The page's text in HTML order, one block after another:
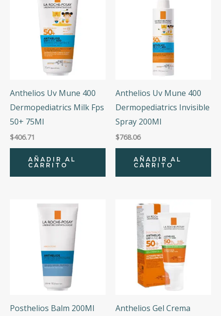
Anthelios Uv Mune 400
Dermopediatrics Milk Fps
50+ 75Ml
$406.71
AÑADIR AL
CARRITO
Anthelios Uv Mune 400
Dermopediatrics Invisible
Spray 200Ml
$768.06
AÑADIR AL
CARRITO
Posthelios Balm 200Ml
Anthelios Gel Crema